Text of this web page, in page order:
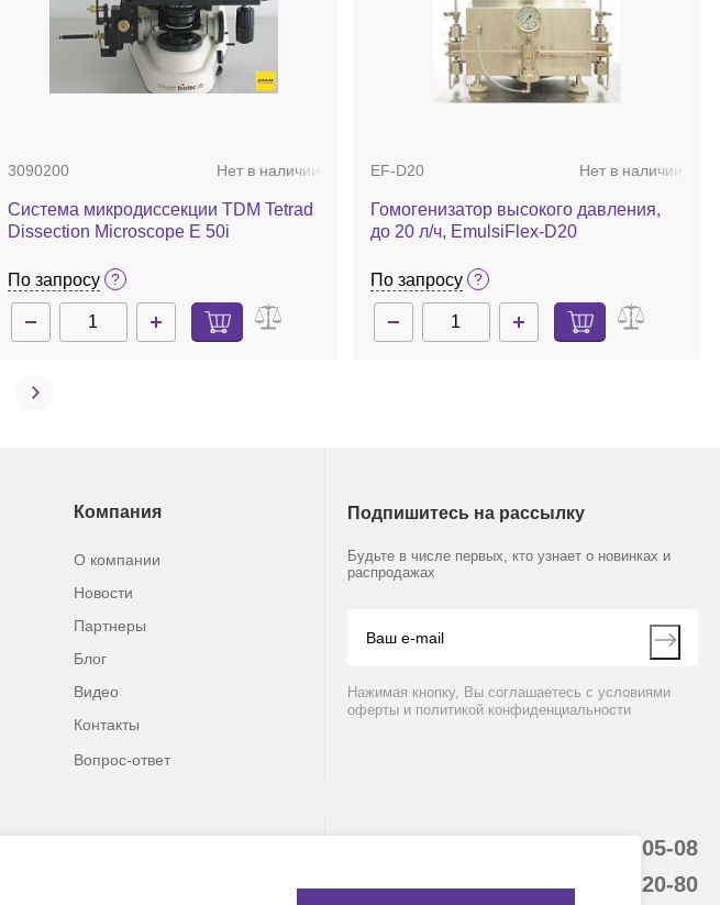
3090200 Нет в наличии
Система микродиссекции TDM Tetrad
Dissection Microscope E 50i
По запросу
EF-D20 Нет в наличии
Гомогенизатор высокого давления,
до 20 л/ч, EmulsiFlex-D20
По запросу
Компания
О компании
Новости
Партнеры
Блог
Видео
Контакты
Вопрос-ответ
Подпишитесь на рассылку
Будьте в числе первых, кто узнает о новинках и
распродажах
Нажимая кнопку, Вы соглашаетесь с условиями
оферты и политикой конфиденциальности
8 (800) 234-05-08
+7 (843) 210-20-80